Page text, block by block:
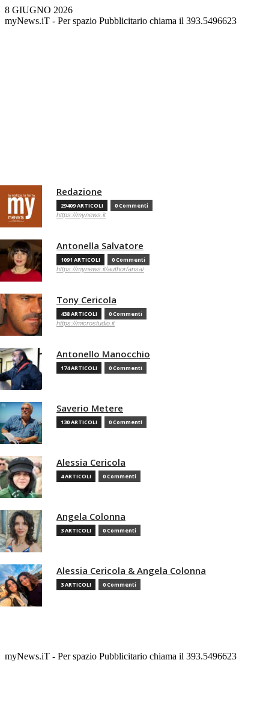
8 GIUGNO 2026
myNews.iT - Per spazio Pubblicitario chiama il 393.5496623
Redazione
29409 ARTICOLI 0 Commenti
https://mynews.it
Antonella Salvatore
1091 ARTICOLI 0 Commenti
https://mynews.it/author/ansa/
Tony Cericola
438 ARTICOLI 0 Commenti
https://microstudio.it
Antonello Manocchio
174 ARTICOLI 0 Commenti
Saverio Metere
130 ARTICOLI 0 Commenti
Alessia Cericola
4 ARTICOLI 0 Commenti
Angela Colonna
3 ARTICOLI 0 Commenti
Alessia Cericola & Angela Colonna
3 ARTICOLI 0 Commenti
myNews.iT - Per spazio Pubblicitario chiama il 393.5496623